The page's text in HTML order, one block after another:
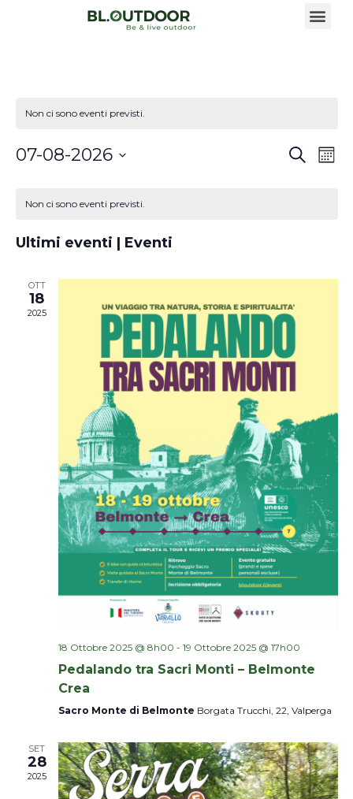
Non ci sono eventi previsti.
Cerca
Mese
07-08-2026
data.
Calendario
Eventi
Non ci sono eventi previsti.
Ultimi eventi | Eventi
OTT
18
2025
18 Ottobre 2025 @ 8h00 - 19 Ottobre 2025 @ 17h00
Pedalando tra Sacri Monti – Belmonte
Crea
Sacro Monte di Belmonte Borgata Trucchi, 22, Valperga
SET
28
2025